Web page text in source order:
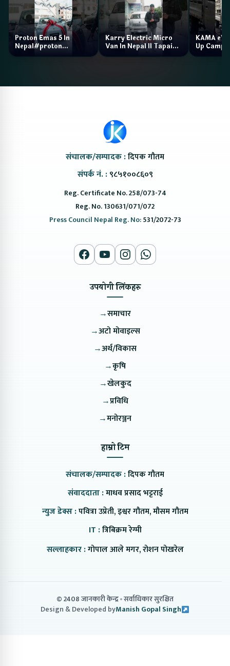
Proton Emas 5 In
Nepal#proton
#protonemas5#protonnepal#evcarnepal
Karry Electric Micro
Van In Nepal II Tapaiko
Bazar II Jankari
KAMA eV
Up Camp
संचालक/सम्पादक :दिपक गौतम
संपर्क नं. : ९८५१००८६०९
Reg. Certificate No. 258/073-74
Reg. No. 130631/071/072
Press Council Nepal Reg. No:531/2072-73
उपयोगी लिंकहरु
→समाचार
→अटो मोवाइल्स
→अर्थ/विकास
→कृषि
→खेलकुद
→प्रविधि
→मनोरञ्जन
हाम्रो टिम
संचालक/सम्पादक :दिपक गौतम
संवाददाता :माधव प्रसाद भट्टराई
न्युज डेक्स :पवित्रा उप्रेती, इश्वर गौतम, मौसम गौतम
IT :त्रिबिक्रम रेग्मी
सल्लाहकार :गोपाल आले मगर, रोशन पोखरेल
© 2408 जानकारी केन्द्र सर्वाधिकार सुरक्षित
Design & Developed byManish Gopal Singh